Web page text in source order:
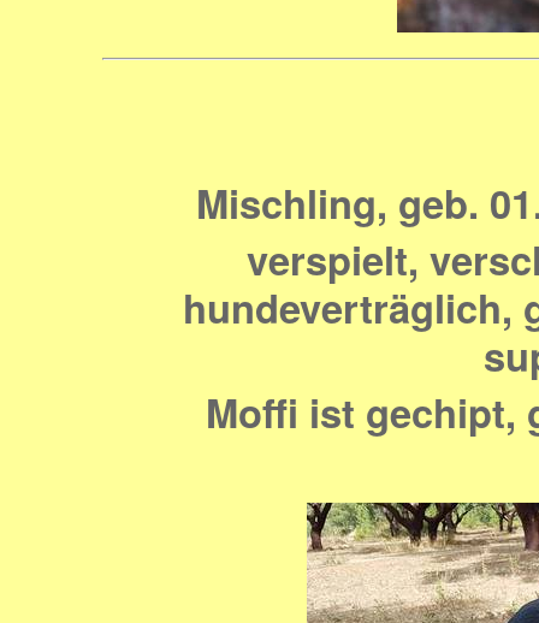
Mischling, geb.
verspielt,
hundeverträglich,
Moffi ist gechipt,